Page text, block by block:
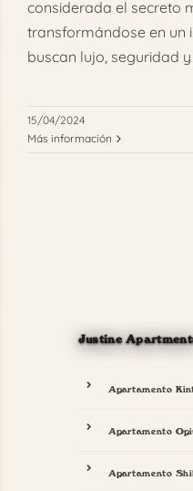
considerada el secreto
transformándose en un
buscan lujo, seguridad
15/04/2024
Más información
Justine
Apartamento
Apartamento
Apartamento